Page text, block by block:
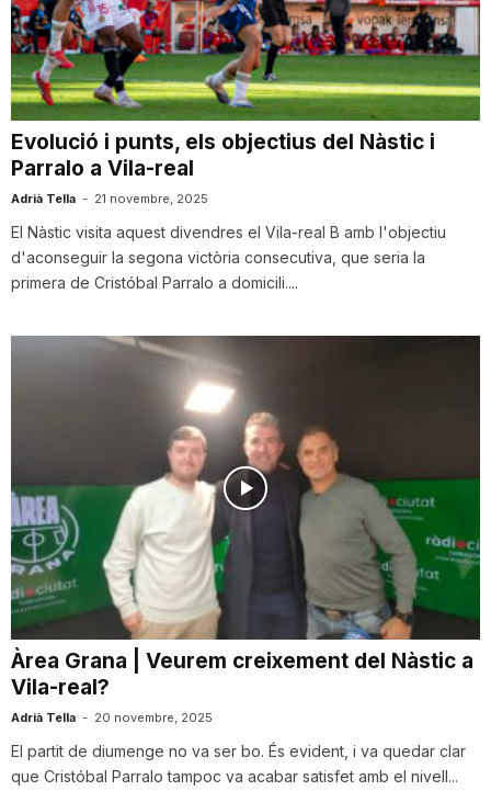
n
a
Evolució i punts, els objectius del Nàstic i
Parralo a Vila-real
Adrià Tella - 21 novembre, 2025
El Nàstic visita aquest divendres el Vila-real B amb l'objectiu
d'aconseguir la segona victòria consecutiva, que seria la
primera de Cristóbal Parralo a domicili....
Àrea Grana | Veurem creixement del Nàstic a
Vila-real?
Adrià Tella - 20 novembre, 2025
El partit de diumenge no va ser bo. És evident, i va quedar clar
que Cristóbal Parralo tampoc va acabar satisfet amb el nivell...